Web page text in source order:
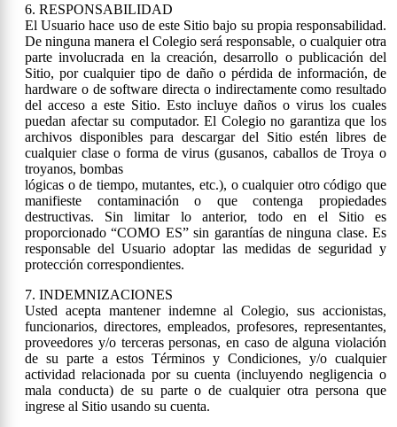
6. RESPONSABILIDAD
El Usuario hace uso de este Sitio bajo su propia responsabilidad.
De ninguna manera el Colegio será responsable, o cualquier otra
parte involucrada en la creación, desarrollo o publicación del
Sitio, por cualquier tipo de daño o pérdida de información, de
hardware o de software directa o indirectamente como resultado
del acceso a este Sitio. Esto incluye daños o virus los cuales
puedan afectar su computador. El Colegio no garantiza que los
archivos disponibles para descargar del Sitio estén libres de
cualquier clase o forma de virus (gusanos, caballos de Troya o
troyanos, bombas
lógicas o de tiempo, mutantes, etc.), o cualquier otro código que
manifieste contaminación o que contenga propiedades
destructivas. Sin limitar lo anterior, todo en el Sitio es
proporcionado “COMO ES” sin garantías de ninguna clase. Es
responsable del Usuario adoptar las medidas de seguridad y
protección correspondientes.
7. INDEMNIZACIONES
Usted acepta mantener indemne al Colegio, sus accionistas,
funcionarios, directores, empleados, profesores, representantes,
proveedores y/o terceras personas, en caso de alguna violación
de su parte a estos Términos y Condiciones, y/o cualquier
actividad relacionada por su cuenta (incluyendo negligencia o
mala conducta) de su parte o de cualquier otra persona que
ingrese al Sitio usando su cuenta.